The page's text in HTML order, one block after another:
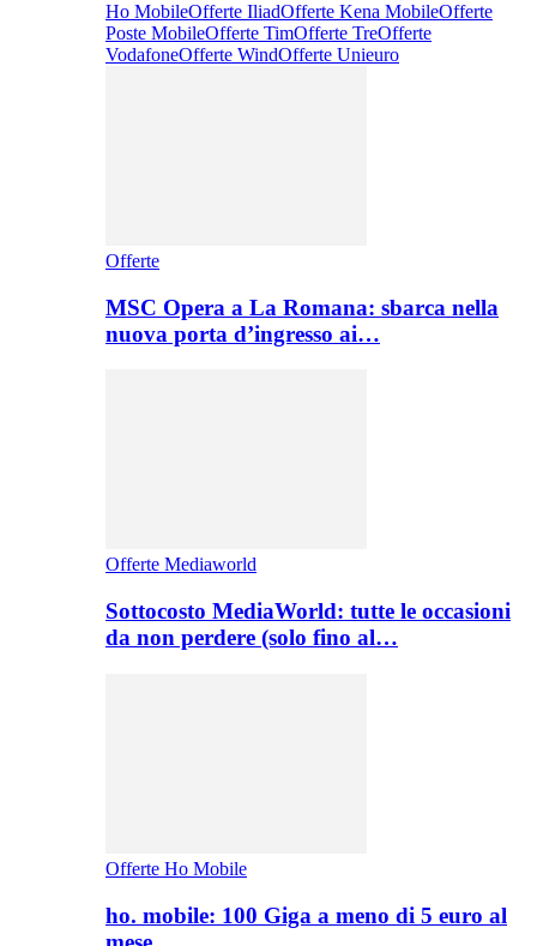
Ho MobileOfferte IliadOfferte Kena MobileOfferte
Poste MobileOfferte TimOfferte TreOfferte
VodafoneOfferte WindOfferte Unieuro
Offerte
MSC Opera a La Romana: sbarca nella
nuova porta d’ingresso ai…
Offerte Mediaworld
Sottocosto MediaWorld: tutte le occasioni
da non perdere (solo fino al…
Offerte Ho Mobile
ho. mobile: 100 Giga a meno di 5 euro al